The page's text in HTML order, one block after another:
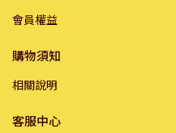
會員權益
購物須知
相關說明
客服中心